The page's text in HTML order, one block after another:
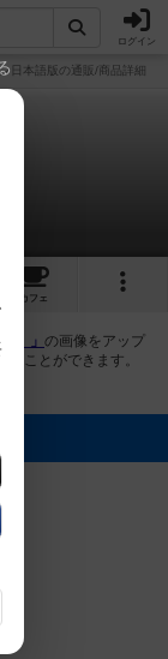
ログイン
日本語版の通販/商品詳細
カフェ
）」 の画像をアップ
ることができます。